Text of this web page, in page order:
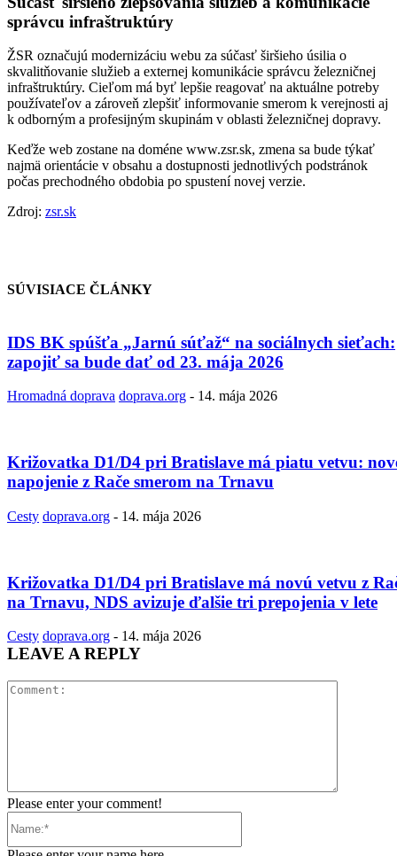
správcu infraštruktúry
ŽSR označujú modernizáciu webu za súčasť širšieho úsilia o
skvalitňovanie služieb a externej komunikácie správcu železničnej
infraštruktúry. Cieľom má byť lepšie reagovať na aktuálne potreby
používateľov a zároveň zlepšiť informovanie smerom k verejnosti aj
k odborným a profesijným skupinám v oblasti železničnej dopravy.
Keďže web zostane na doméne www.zsr.sk, zmena sa bude týkať
najmä orientácie v obsahu a dostupnosti jednotlivých podstránok
počas prechodného obdobia po spustení novej verzie.
Zdroj: zsr.sk
SÚVISIACE ČLÁNKY
IDS BK spúšťa „Jarnú súťaž“ na sociálnych sieťach:
zapojiť sa bude dať od 23. mája 2026
Hromadná doprava doprava.org - 14. mája 2026
Križovatka D1/D4 pri Bratislave má piatu vetvu:
napojenie z Rače smerom na Trnavu
Cesty doprava.org - 14. mája 2026
Križovatka D1/D4 pri Bratislave má novú vetvu z
na Trnavu, NDS avizuje ďalšie tri prepojenia v lete
Cesty doprava.org - 14. mája 2026
LEAVE A REPLY
Please enter your comment!